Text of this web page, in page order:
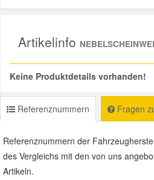
Artikelinfo
Keine Produktdetails vorhanden!
Referenznummern Fragen
Referenznummern der
des Vergleichs mit den von uns
Artikeln.
Lancia Ersatzteile
Mazda Ersatzteile
Mini Ersatzteile